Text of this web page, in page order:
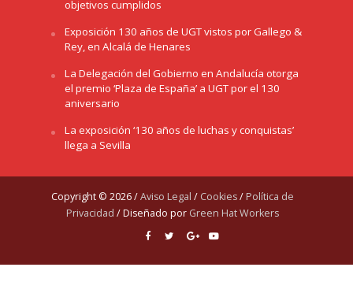
objetivos cumplidos
Exposición 130 años de UGT vistos por Gallego &
Rey, en Alcalá de Henares
La Delegación del Gobierno en Andalucía otorga
el premio ‘Plaza de España’ a UGT por el 130
aniversario
La exposición ‘130 años de luchas y conquistas’
llega a Sevilla
Copyright © 2026 /Aviso Legal / Cookies/ Política de
Privacidad / Diseñado por Green Hat Workers